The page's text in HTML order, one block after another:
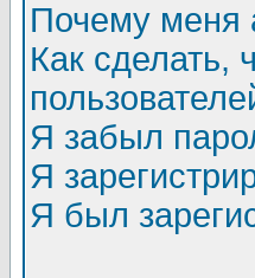
Почему меня
Как сделать,
Я забыл
Я
Я был